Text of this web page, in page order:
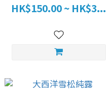
HK$150.00 ~ HK$3...